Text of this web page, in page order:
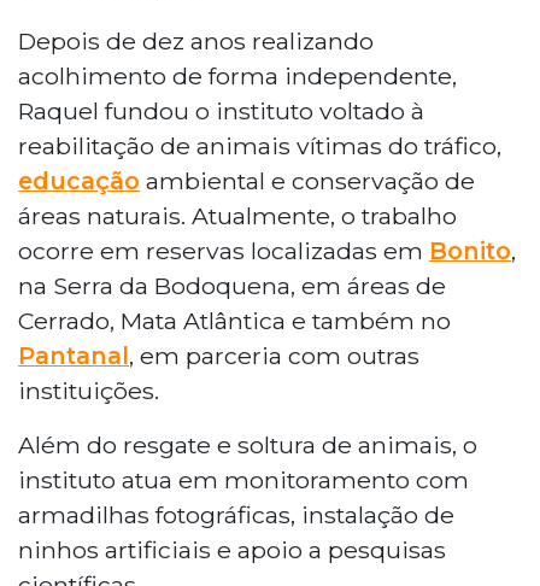
Depois de dez anos realizando
acolhimento de forma independente,
Raquel fundou o instituto voltado à
reabilitação de animais vítimas do tráfico,
educação ambiental e conservação de
áreas naturais. Atualmente, o trabalho
ocorre em reservas localizadas em Bonito,
na Serra da Bodoquena, em áreas de
Cerrado, Mata Atlântica e também no
Pantanal, em parceria com outras
instituições.
Além do resgate e soltura de animais, o
instituto atua em monitoramento com
armadilhas fotográficas, instalação de
ninhos artificiais e apoio a pesquisas